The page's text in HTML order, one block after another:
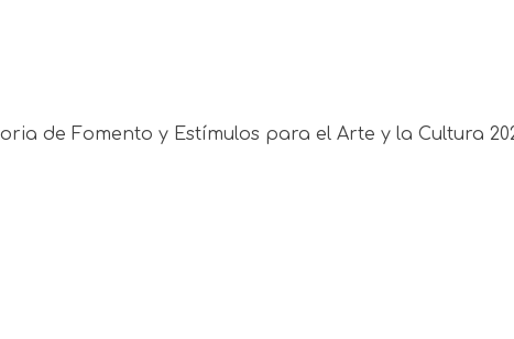
de Fomento y Estímulos para el Arte y la Cultura